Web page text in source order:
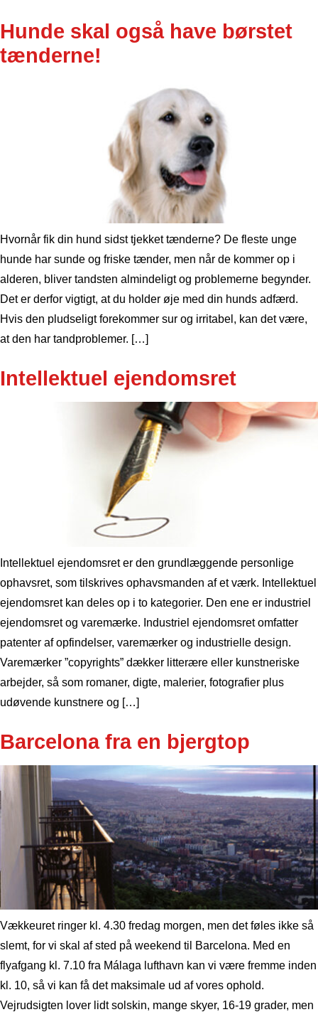
Hunde skal også have børstet
tænderne!
Hvornår fik din hund sidst tjekket tænderne? De fleste unge
hunde har sunde og friske tænder, men når de kommer op i
alderen, bliver tandsten almindeligt og problemerne begynder.
Det er derfor vigtigt, at du holder øje med din hunds adfærd.
Hvis den pludseligt forekommer sur og irritabel, kan det være,
at den har tandproblemer. […]
Intellektuel ejendomsret
Intellektuel ejendomsret er den grundlæggende personlige
ophavsret, som tilskrives ophavsmanden af et værk. Intellektuel
ejendomsret kan deles op i to kategorier. Den ene er industriel
ejendomsret og varemærke. Industriel ejendomsret omfatter
patenter af opfindelser, varemærker og industrielle design.
Varemærker ”copyrights” dækker litterære eller kunstneriske
arbejder, så som romaner, digte, malerier, fotografier plus
udøvende kunstnere og […]
Barcelona fra en bjergtop
Vækkeuret ringer kl. 4.30 fredag morgen, men det føles ikke så
slemt, for vi skal af sted på weekend til Barcelona. Med en
flyafgang kl. 7.10 fra Málaga lufthavn kan vi være fremme inden
kl. 10, så vi kan få det maksimale ud af vores ophold.
Vejrudsigten lover lidt solskin, mange skyer, 16-19 grader, men